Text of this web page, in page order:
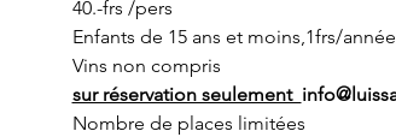
40.-frs /pers
Enfants de 15 ans et moins,1frs/année
Vins non compris
sur réservation seulement
Nombre de places limitées